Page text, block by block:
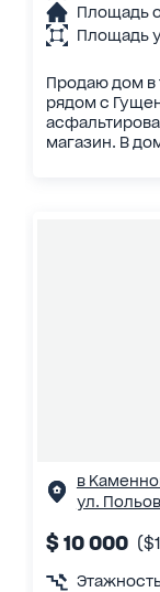
Площадь
Площадь
Продаю дом в
рядом с
магазин. В
в
ул.
$ 10 000